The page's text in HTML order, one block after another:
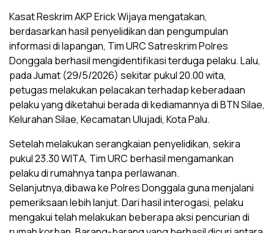
Kasat Reskrim AKP Erick Wijaya mengatakan,
berdasarkan hasil penyelidikan dan pengumpulan
informasi di lapangan, Tim URC Satreskrim Polres
Donggala berhasil mengidentifikasi terduga pelaku. Lalu,
pada Jumat (29/5/2026) sekitar pukul 20.00 wita,
petugas melakukan pelacakan terhadap keberadaan
pelaku yang diketahui berada di kediamannya di BTN Silae,
Kelurahan Silae, Kecamatan Ulujadi, Kota Palu.
Setelah melakukan serangkaian penyelidikan, sekira
pukul 23.30 WITA, Tim URC berhasil mengamankan
pelaku di rumahnya tanpa perlawanan.
Selanjutnya,dibawa ke Polres Donggala guna menjalani
pemeriksaan lebih lanjut. Dari hasil interogasi, pelaku
mengakui telah melakukan beberapa aksi pencurian di